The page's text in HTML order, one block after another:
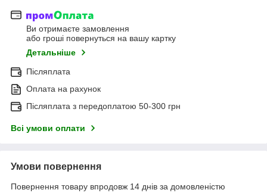
Ви отримаєте замовлення
або гроші повернуться на вашу картку
Детальніше
Післяплата
Оплата на рахунок
Післяплата з передоплатою 50-300 грн
Всі умови оплати
Умови повернення
Повернення товару впродовж 14 днів за домовленістю